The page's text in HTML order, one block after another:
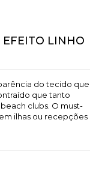
LINHO
do tecido que
que tanto
clubs. O must-
ilhas ou recepções